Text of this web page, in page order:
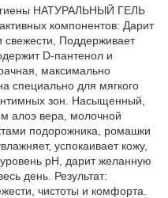
НАТУРАЛЬНЫЙ ГЕЛЬ
компонентов: Дарит
Поддерживает
D-пантенол и
максимально
специально для мягкого
зон. Насыщенный,
алоэ вера, молочной
подорожника, ромашки
успокаивает кожу,
pН, дарит желанную
день. Результат:
чистоты и комфорта.